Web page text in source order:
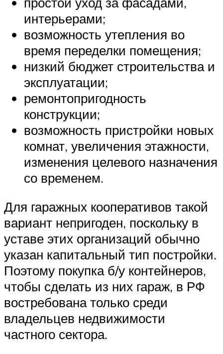
интерьерами;
возможность утепления во
время переделки помещения;
низкий бюджет строительства и
эксплуатации;
ремонтопригодность
конструкции;
возможность пристройки новых
комнат, увеличения этажности,
изменения целевого назначения
со временем.
Для гаражных кооперативов такой
вариант непригоден, поскольку в
уставе этих организаций обычно
указан капитальный тип постройки.
Поэтому покупка б/у контейнеров,
чтобы сделать из них гараж, в РФ
востребована только среди
владельцев недвижимости
частного сектора.